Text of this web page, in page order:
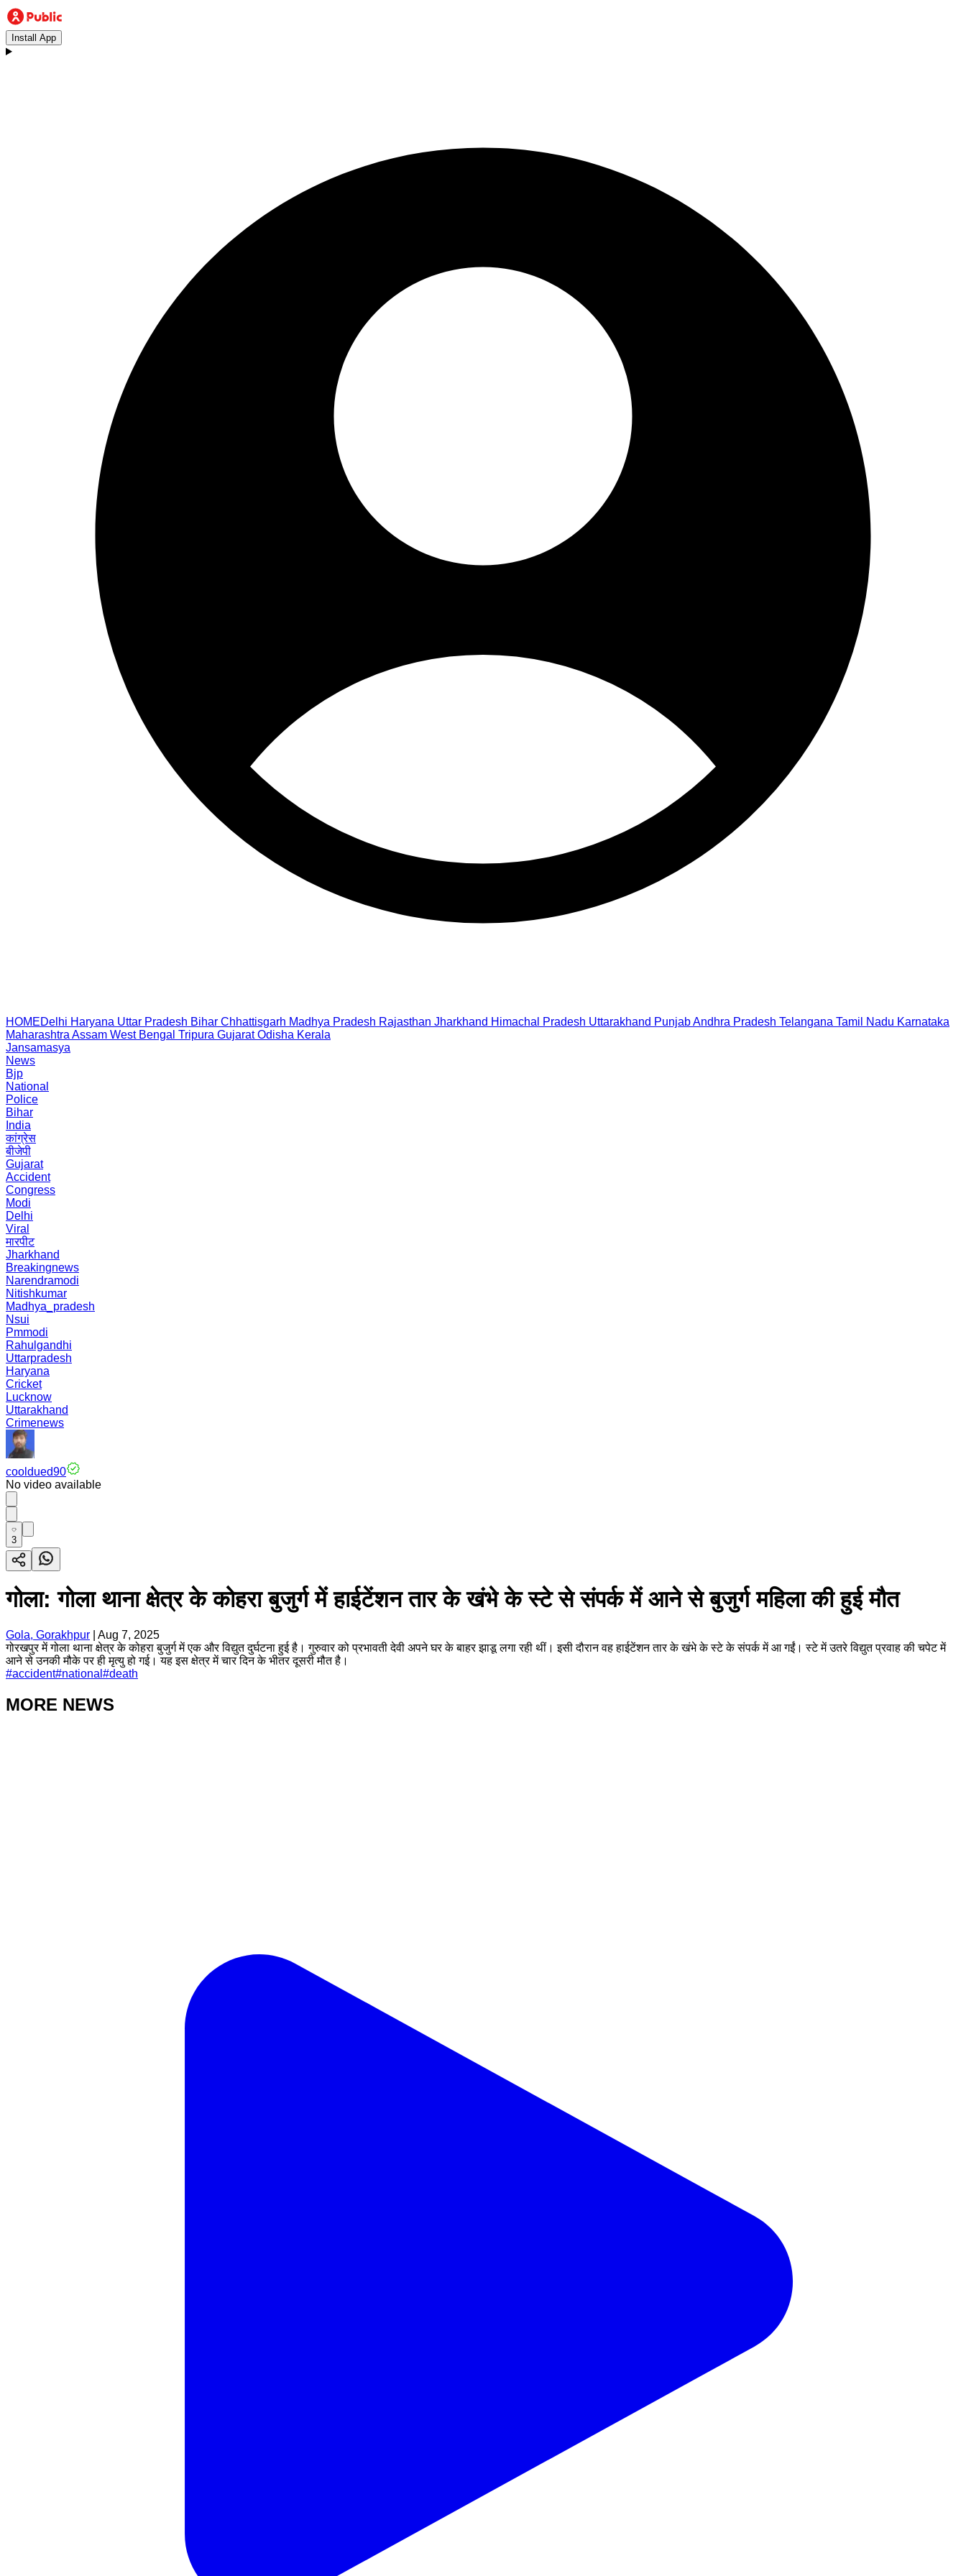
Install App
HOMEDelhi Haryana Uttar Pradesh Bihar Chhattisgarh Madhya Pradesh Rajasthan Jharkhand Himachal Pradesh Uttarakhand PunjabAndhra Pradesh Telangana Tamil Nadu Karnataka
Maharashtra Assam West Bengal Tripura Gujarat Odisha Kerala
Jansamasya
News
Bjp
National
Police
Bihar
India
कांग्रेस
बीजेपी
Gujarat
Accident
Congress
Modi
Delhi
Viral
मारपीट
Jharkhand
Breakingnews
Narendramodi
Nitishkumar
Madhya_pradesh
Nsui
Pmmodi
Rahulgandhi
Uttarpradesh
Haryana
Cricket
Lucknow
Uttarakhand
Crimenews
cooldued90
No video available
3
गोला: गोला थाना क्षेत्र के कोहरा बुजुर्ग में हाईटेंशन तार के खंभे के स्टे से संपर्क में आने से बुजुर्ग महिला की हुई मौत
Gola, Gorakhpur
Aug 7, 2025
गोरखपुर में गोला थाना क्षेत्र के कोहरा बुजुर्ग में एक और विद्युत दुर्घटना हुई है। गुरुवार को प्रभावती देवी अपने घर के बाहर झाडू लगा रही थीं। इसी दौरान वह हाईटेंशन तार के खंभे के स्टे के संपर्क में आ गईं। स्टे में उतरे विद्युत प्रवाह की चपेट में
आने से उनकी मौके पर ही मृत्यु हो गई। यह इस क्षेत्र में चार दिन के भीतर दूसरी मौत है।
#accident#national #death
MORE NEWS